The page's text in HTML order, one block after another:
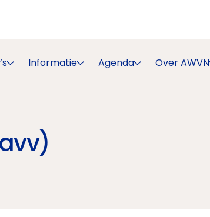
Informatie Agenda Over AWVN